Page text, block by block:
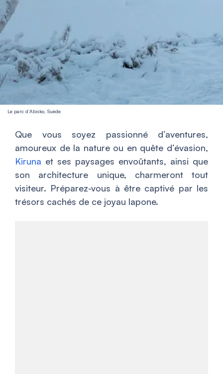
Le parc d’Abisko, Suéde
Que vous soyez passionné d’aventures,
amoureux de la nature ou en quête d’évasion,
Kiruna et ses paysages envoûtants, ainsi que
son architecture unique, charmeront tout
visiteur. Préparez-vous à être captivé par les
trésors cachés de ce joyau lapone.